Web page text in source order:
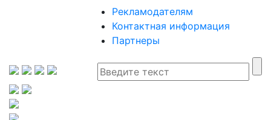
Рекламодателям
Контактная информация
Партнеры